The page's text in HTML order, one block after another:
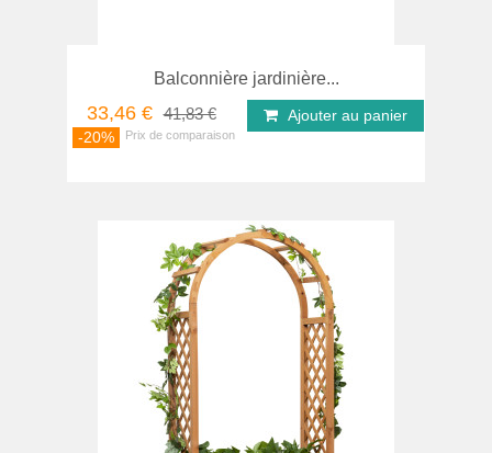
Balconnière jardinière...
33,46 € 41,83 €
-20%
Ajouter au panier